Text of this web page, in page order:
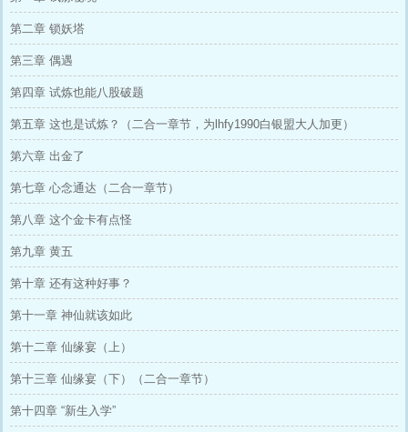
第二章 锁妖塔
第三章 偶遇
第四章 试炼也能八股破题
第五章 这也是试炼？（二合一章节，为lhfy1990白银盟大人加更）
第六章 出金了
第七章 心念通达（二合一章节）
第八章 这个金卡有点怪
第九章 黄五
第十章 还有这种好事？
第十一章 神仙就该如此
第十二章 仙缘宴（上）
第十三章 仙缘宴（下）（二合一章节）
第十四章 “新生入学”